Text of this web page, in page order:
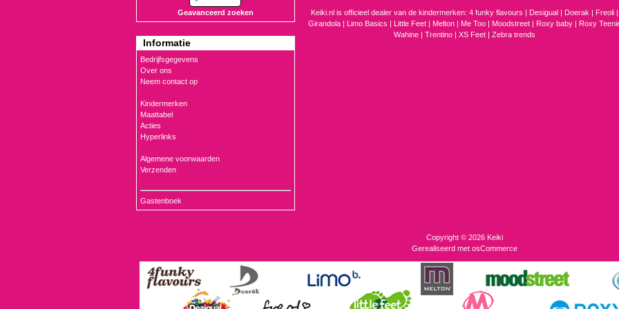
Keiki.nl is officieel dealer van de kindermerken: 4 funky flavours | Desigual | Doerak | Freoli|
Girandola | Limo Basics | Little Feet| Melton| Me Too| Moodstreet| Roxy baby| Roxy
Wahine| Trentino| XS Feet| Zebra trends
Geavanceerd zoeken
Informatie
Bedrijfsgegevens
Over ons
Neem contact op
Kindermerken
Maattabel
Acties
Hyperlinks
Algemene voorwaarden
Verzenden
Gastenboek
Copyright © 2026 Keiki
Gerealiseerd met osCommerce